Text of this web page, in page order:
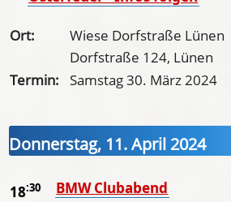
Ort:
Wiese Dorfstraße Lünen
Dorfstraße 124, Lünen
Termin:
Samstag 30. März 2024
Donnerstag, 11. April 2024
18:30 BMW Clubabend